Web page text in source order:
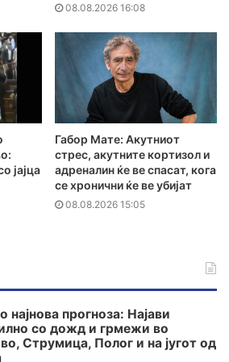
08.08.2026 16:08
јајца
Габор Мате: Акутниот
стрес, акутните кортизол и
адреналин ќе ве спасат, кога
се хронични ќе ве убијат
08.08.2026 15:05
најнова прогноза: Најави
со дожд и грмежи во
Струмица, Полог и на југот од